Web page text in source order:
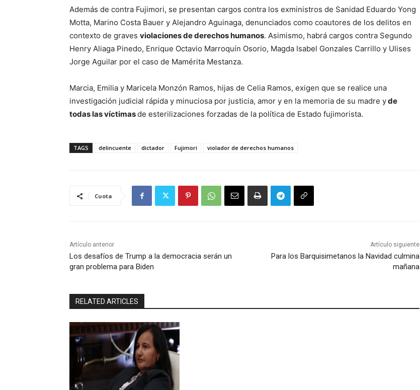
Además de contra Fujimori, se presentan cargos contra los exministros de Sanidad Eduardo Yong
Motta, Marino Costa Bauer y Alejandro Aguinaga, denunciados como coautores de los delitos en
contexto de graves violaciones de derechos humanos. Asimismo, habrá cargos contra Segundo
Henry Aliaga Pinedo, Enrique Octavio Marroquín Osorio, Magda Isabel Gonzales Carrillo y Ulises
Jorge Aguilar por el caso de Mamérita Mestanza.
Marcia, Emilia y Maricela Monzón Ramos, hijas de Celia Ramos, exigen que se realice una
investigación judicial rápida y minuciosa por justicia, amor y en la memoria de su madre yde
todas las víctimasde esterilizaciones forzadas de la política de Estado fujimorista.
TAGS delincuente dictador Fujimori violador de derechos humanos
Cuota
Artículo anterior
Los desafíos de Trump a la democracia serán un
gran problema para Biden
Artículo siguiente
Para los Barquisimetanos la Navidad culmina
mañana
RELATED ARTICLES